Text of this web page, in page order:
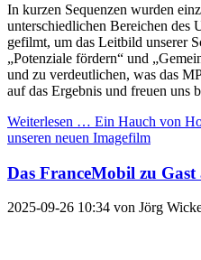
In kurzen Sequenzen wurden
unterschiedlichen Bereichen des
gefilmt, um das Leitbild unserer
„Potenziale fördern“ und
und zu verdeutlichen, was das
auf das Ergebnis und freuen uns
Weiterlesen … Ein Hauch von
unseren neuen Imagefilm
Das FranceMobil zu
2025-09-26 10:34 von Jörg